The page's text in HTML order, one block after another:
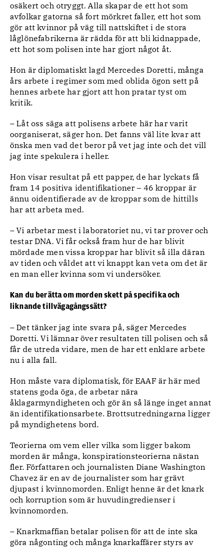
osäkert och otryggt. Alla skapar de ett hot som
avfolkar gatorna så fort mörkret faller, ett hot som
gör att kvinnor på väg till nattskiftet i de stora
låglönefabrikerna är rädda för att bli kidnappade,
ett hot som polisen inte har gjort något åt.
Hon är diplomatiskt lagd Mercedes Doretti, många
års arbete i regimer som med oblida ögon sett på
hennes arbete har gjort att hon pratar tyst om
kritik.
– Låt oss säga att polisens arbete här har varit
oorganiserat, säger hon. Det fanns väl lite kvar att
önska men vad det beror på vet jag inte och det vill
jag inte spekulera i heller.
Hon visar resultat på ett papper, de har lyckats få
fram 14 positiva identifikationer – 46 kroppar är
ännu oidentifierade av de kroppar som de hittills
har att arbeta med.
– Vi arbetar mest i laboratoriet nu, vi tar prover och
testar DNA. Vi får också fram hur de har blivit
mördade men vissa kroppar har blivit så illa däran
av tiden och våldet att vi knappt kan veta om det är
en man eller kvinna som vi undersöker.
Kan du berätta om morden skett på specifika och
liknande tillvägagångssätt?
– Det tänker jag inte svara på, säger Mercedes
Doretti. Vi lämnar över resultaten till polisen och så
får de utreda vidare, men de har ett enklare arbete
nu i alla fall.
Hon måste vara diplomatisk, för EAAF är här med
statens goda öga, de arbetar nära
åklagarmyndigheten och gör än så länge inget annat
än identifikationsarbete. Brottsutredningarna ligger
på myndighetens bord.
Teorierna om vem eller vilka som ligger bakom
morden är många, konspirationsteorierna nästan
fler. Författaren och journalisten Diane Washington
Chavez är en av de journalister som har grävt
djupast i kvinnomorden. Enligt henne är det knark
och korruption som är huvudingredienser i
kvinnomorden.
– Knarkmaffian betalar polisen för att de inte ska
göra någonting och många knarkaffärer styrs av